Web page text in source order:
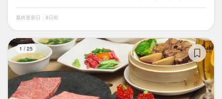
最終更新日：8日前
1 / 25